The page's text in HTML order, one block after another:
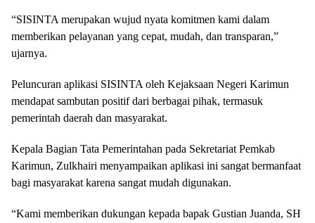
“SISINTA merupakan wujud nyata komitmen kami dalam
memberikan pelayanan yang cepat, mudah, dan transparan,”
ujarnya.
Peluncuran aplikasi SISINTA oleh Kejaksaan Negeri Karimun
mendapat sambutan positif dari berbagai pihak, termasuk
pemerintah daerah dan masyarakat.
Kepala Bagian Tata Pemerintahan pada Sekretariat Pemkab
Karimun, Zulkhairi menyampaikan aplikasi ini sangat bermanfaat
bagi masyarakat karena sangat mudah digunakan.
“Kami memberikan dukungan kepada bapak Gustian Juanda, SH